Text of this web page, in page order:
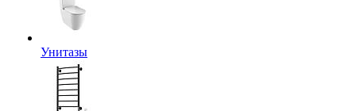
Унитазы